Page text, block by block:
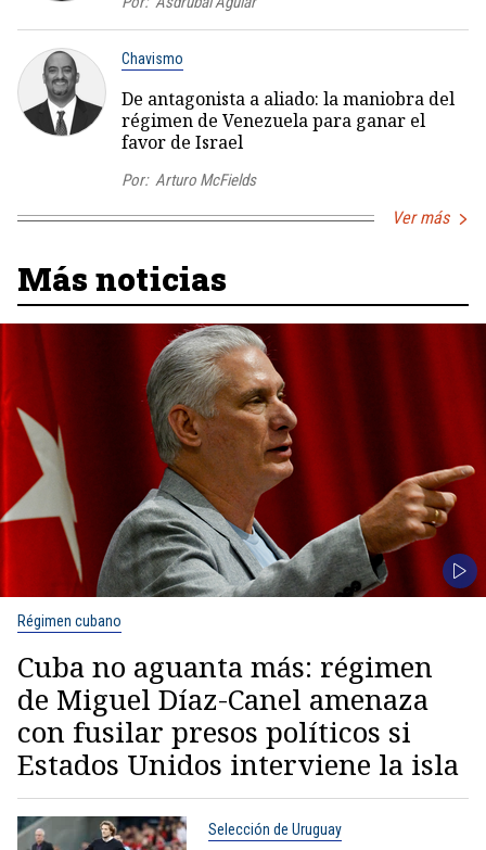
Chavismo
De antagonista a aliado: la maniobra del
régimen de Venezuela para ganar el
favor de Israel
Por: Arturo McFields
Ver más
Más noticias
Régimen cubano
Cuba no aguanta más: régimen
de Miguel Díaz-Canel amenaza
con fusilar presos políticos si
Estados Unidos interviene la isla
Selección de Uruguay